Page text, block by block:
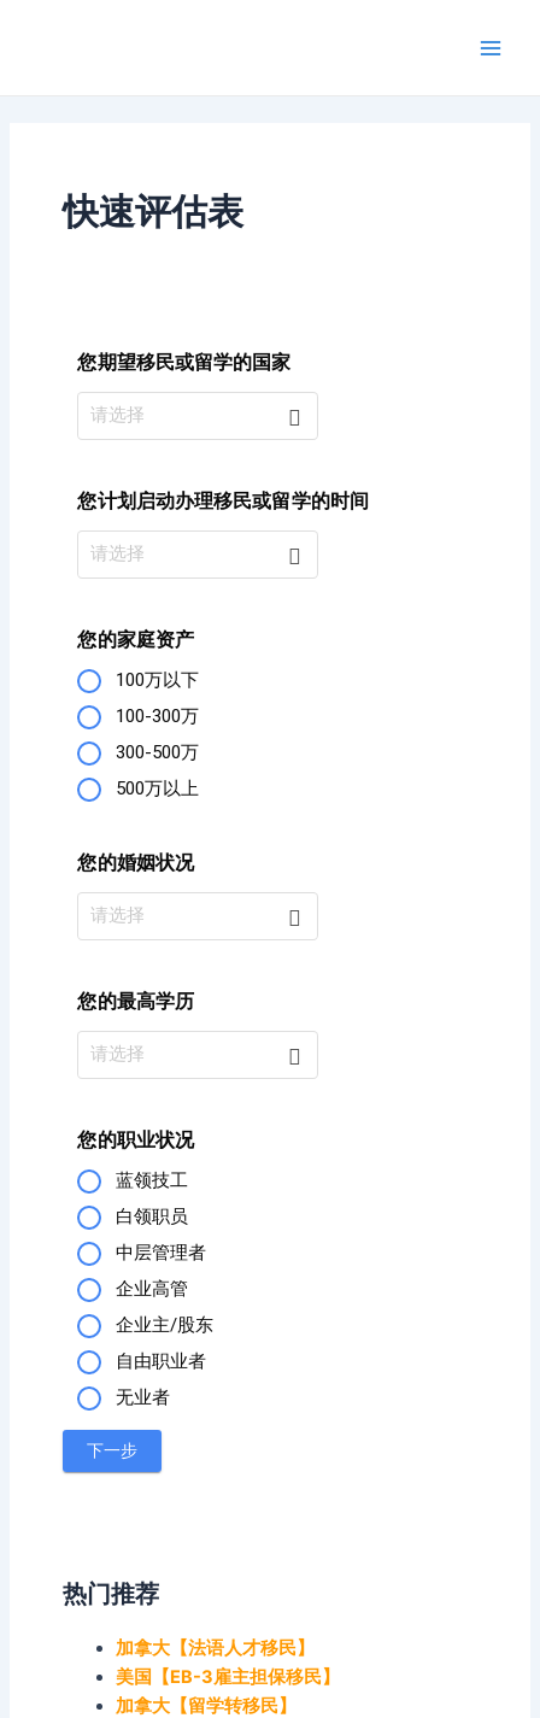
快速评估表
您期望移民或留学的国家
请选择
您计划启动办理移民或留学的时间
请选择
您的家庭资产
100万以下
100-300万
300-500万
500万以上
您的婚姻状况
请选择
您的最高学历
请选择
您的职业状况
蓝领技工
白领职员
中层管理者
企业高管
企业主/股东
自由职业者
无业者
热门推荐
加拿大【法语人才移民】
美国【EB-3雇主担保移民】
加拿大【留学转移民】